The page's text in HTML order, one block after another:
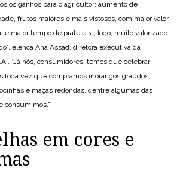
os ganhos para o agricultor: aumento de
frutos maiores e mais vistosos, com maior valor
e maior tempo de prateleira, logo, muito valorizado
elenca Ana Assad, diretora executiva da
“Já nós, consumidores, temos que celebrar
toda vez que compramos morangos graúdos,
e maçãs redondas, dentre algumas das
consumimos.”
em cores e